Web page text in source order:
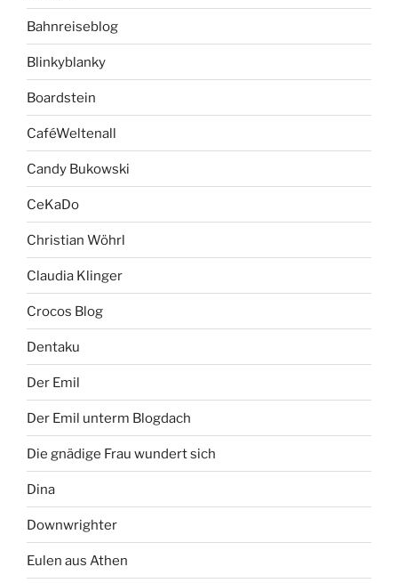
Bahnreiseblog
Blinkyblanky
Boardstein
CaféWeltenall
Candy Bukowski
CeKaDo
Christian Wöhrl
Claudia Klinger
Crocos Blog
Dentaku
Der Emil
Der Emil unterm Blogdach
Die gnädige Frau wundert sich
Dina
Downwrighter
Eulen aus Athen